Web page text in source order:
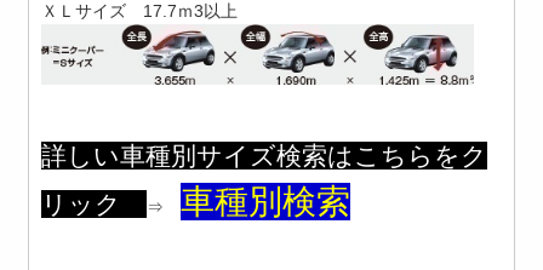
ＸＬサイズ 17.7ｍ3以上
詳しい車種別サイズ検索はこちらをク
リック
⇒車種別検索